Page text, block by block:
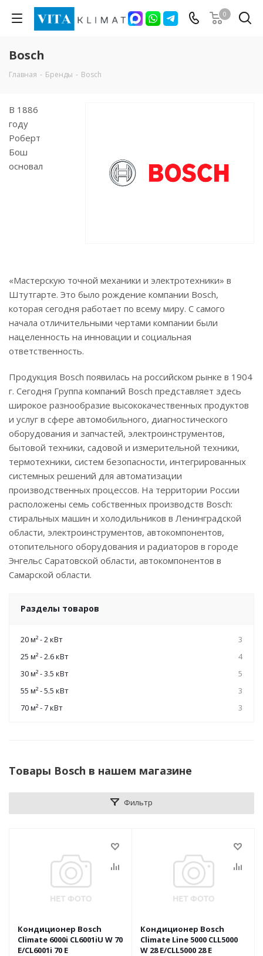
0
Bosch
Главная - Бренды - Bosch
В 1886
году
Роберт
Бош
основал
«Мастерскую точной механики и электротехники» в
Штутгарте. Это было рождение компании Bosch,
которая сегодня работает по всему миру. С самого
начала отличительными чертами компании были
нацеленность на инновации и социальная
ответственность.
Продукция Bosch появилась на российском рынке в 1904
г. Сегодня Группа компаний Bosch представляет здесь
широкое разнообразие высококачественных продуктов
и услуг в сфере автомобильного, диагностического
оборудования и запчастей, электроинструментов,
бытовой техники, садовой и измерительной техники,
термотехники, систем безопасности, интегрированных
системных решений для автоматизации
производственных процессов. На территории России
расположены семь собственных производств Bosch:
стиральных машин и холодильников в Ленинградской
области, электроинструментов, автокомпонентов,
отопительного оборудования и радиаторов в городе
Энгельс Саратовской области, автокомпонентов в
Самарской области.
Разделы товаров
20 м² - 2 кВт
3
25 м² - 2.6 кВт
4
30 м² - 3.5 кВт
5
55 м² - 5.5 кВт
3
70 м² - 7 кВт
3
Товары Bosch в нашем магазине
Фильтр
Кондиционер Bosch
Climate 6000i CL6001iU W 70
E/CL6001i 70 E
Кондиционер Bosch
Climate Line 5000 CLL5000
W 28 E/CLL5000 28 E